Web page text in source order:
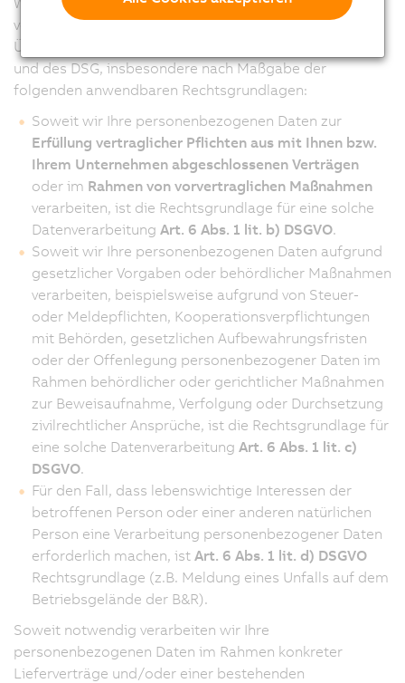
vorstehend (inFrage 3) beschriebenen Zwecke in
Übereinstimmung mit den Bestimmungen der DSGVO
und des DSG, insbesondere nach Maßgabe der
folgenden anwendbaren Rechtsgrundlagen:
Soweit wir Ihre personenbezogenen Daten zur
Erfüllung vertraglicher Pflichten aus mit Ihnen bzw.
Ihrem Unternehmen abgeschlossenen Verträgen
oder im Rahmen von vorvertraglichen Maßnahmen
verarbeiten, ist die Rechtsgrundlage für eine solche
Datenverarbeitung Art. 6 Abs. 1 lit. b) DSGVO.
Soweit wir Ihre personenbezogenen Daten aufgrund
gesetzlicher Vorgaben oder behördlicher Maßnahmen
verarbeiten, beispielsweise aufgrund von Steuer-
oder Meldepflichten, Kooperationsverpflichtungen
mit Behörden, gesetzlichen Aufbewahrungsfristen
oder der Offenlegung personenbezogener Daten im
Rahmen behördlicher oder gerichtlicher Maßnahmen
zur Beweisaufnahme, Verfolgung oder Durchsetzung
zivilrechtlicher Ansprüche, ist die Rechtsgrundlage für
eine solche Datenverarbeitung Art. 6 Abs. 1 lit. c)
DSGVO.
Für den Fall, dass lebenswichtige Interessen der
betroffenen Person oder einer anderen natürlichen
Person eine Verarbeitung personenbezogener Daten
erforderlich machen, ist Art. 6 Abs. 1 lit. d) DSGVO
Rechtsgrundlage (z.B. Meldung eines Unfalls auf dem
Betriebsgelände der B&R).
Soweit notwendig verarbeiten wir Ihre
personenbezogenen Daten im Rahmen konkreter
Lieferverträge und/oder einer bestehenden